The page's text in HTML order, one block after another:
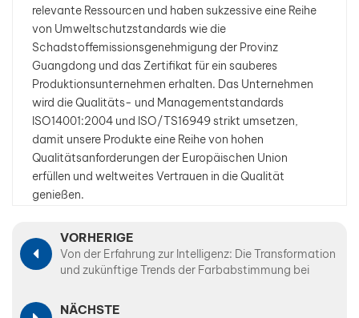
بالعربية
فارسی
中文
relevante Ressourcen und haben sukzessive eine Reihe
von Umweltschutzstandards wie die
Schadstoffemissionsgenehmigung der Provinz
Guangdong und das Zertifikat für ein sauberes
Produktionsunternehmen erhalten. Das Unternehmen
wird die Qualitäts- und Managementstandards
ISO14001:2004 und ISO/TS16949 strikt umsetzen,
damit unsere Produkte eine Reihe von hohen
Qualitätsanforderungen der Europäischen Union
erfüllen und weltweites Vertrauen in die Qualität
genießen.
VORHERIGE
Von der Erfahrung zur Intelligenz: Die Transformation
und zukünftige Trends der Farbabstimmung bei
NÄCHSTE